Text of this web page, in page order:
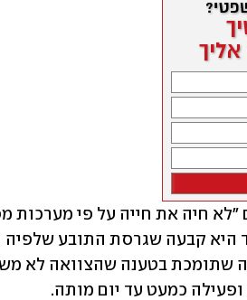
כמעט עד יום מותה.